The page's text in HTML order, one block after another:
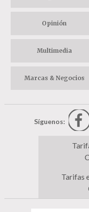
Opinión
Multimedia
Marcas & Negocios
Síguenos:
Tarifas